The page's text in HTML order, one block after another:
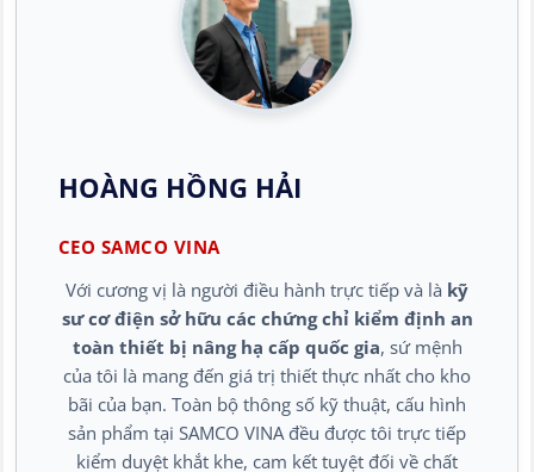
HOÀNG HỒNG HẢI
CEO SAMCO VINA
Với cương vị là người điều hành trực tiếp và là kỹ
sư cơ điện sở hữu các chứng chỉ kiểm định an
toàn thiết bị nâng hạ cấp quốc gia, sứ mệnh
của tôi là mang đến giá trị thiết thực nhất cho kho
bãi của bạn. Toàn bộ thông số kỹ thuật, cấu hình
sản phẩm tại SAMCO VINA đều được tôi trực tiếp
kiểm duyệt khắt khe, cam kết tuyệt đối về chất